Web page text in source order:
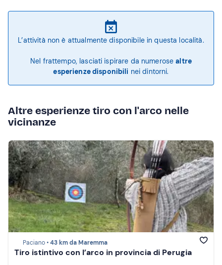
L’attività non è attualmente disponibile in questa località.
Nel frattempo, lasciati ispirare da numerosealtre
esperienze disponibili nei dintorni.
Altre esperienze tiro con l'arco nelle
vicinanze
Paciano •43 km da Maremma
Tiro istintivo con l’arco in provincia di Perugia